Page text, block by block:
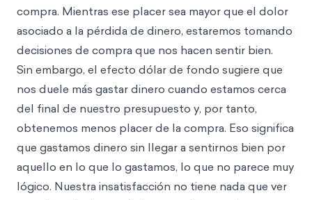
compra. Mientras ese placer sea mayor que el dolor
asociado a la pérdida de dinero, estaremos tomando
decisiones de compra que nos hacen sentir bien.
Sin embargo, el efecto dólar de fondo sugiere que
nos duele más gastar dinero cuando estamos cerca
del final de nuestro presupuesto y, por tanto,
obtenemos menos placer de la compra. Eso significa
que gastamos dinero sin llegar a sentirnos bien por
aquello en lo que lo gastamos, lo que no parece muy
lógico. Nuestra insatisfacción no tiene nada que ver